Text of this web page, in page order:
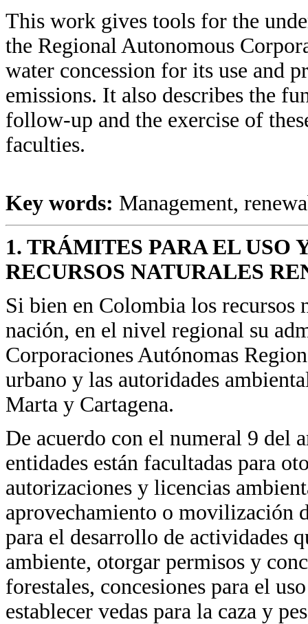
This work gives tools for the
the Regional Autonomous
water concession for its use and
emissions. It also describes the
follow-up and the exercise of
faculties.
Key words: Management,
1. TRÁMITES PARA EL USO
RECURSOS NATURALES
Si bien en Colombia los recursos
nación, en el nivel regional su
Corporaciones Autónomas
urbano y las autoridades
Marta y Cartagena.
De acuerdo con el numeral 9 del
entidades están facultadas para
autorizaciones y licencias
aprovechamiento o movilización
para el desarrollo de actividades
ambiente, otorgar permisos y
forestales, concesiones para el
establecer vedas para la caza y